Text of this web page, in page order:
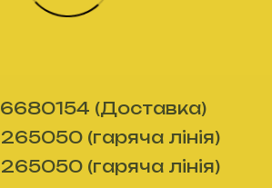
(Доставка)
(гаряча лінія)
(гаряча лінія)